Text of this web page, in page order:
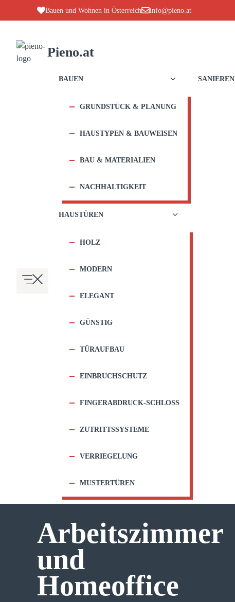
Bauen und Wohnen in Österreich info@pieno.at
Pieno.at
BAUEN
GRUNDSTÜCK & PLANUNG
HAUSTYPEN & BAUWEISEN
BAU & MATERIALIEN
NACHHALTIGKEIT
SANIEREN
HAUSTÜREN
HOLZ
MODERN
ELEGANT
GÜNSTIG
TÜRAUFBAU
EINBRUCHSCHUTZ
FINGERABDRUCK-SCHLOSS
ZUTRITTSSYSTEME
VERRIEGELUNG
MUSTERTÜREN
Arbeitszimmer
und
Homeoffice